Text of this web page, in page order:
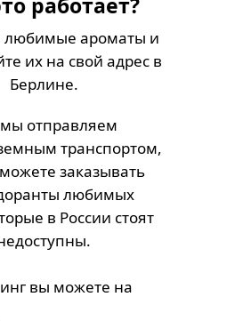
любимые ароматы и
их на свой адрес в
Берлине.
отправляем
транспортом,
заказывать
любимых
в России стоят
вы можете на